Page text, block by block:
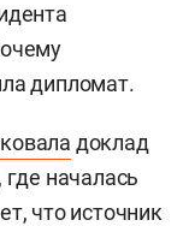
дипломат.
доклад
началась
что источник